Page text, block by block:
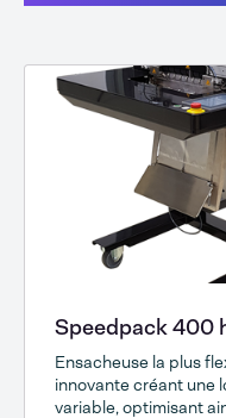
Speedpack 400
Ensacheuse la plus
innovante créant une
variable, optimisant